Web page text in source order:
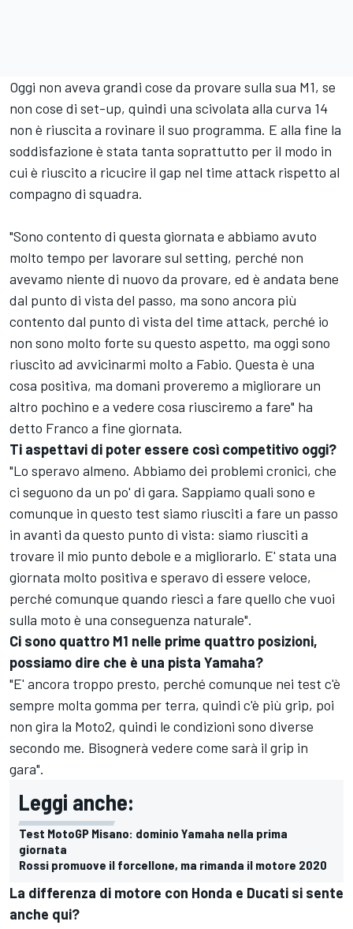
Oggi non aveva grandi cose da provare sulla sua M1, se
non cose di set-up, quindi una scivolata alla curva 14
non è riuscita a rovinare il suo programma. E alla fine la
soddisfazione è stata tanta soprattutto per il modo in
cui è riuscito a ricucire il gap nel time attack rispetto al
compagno di squadra.
"Sono contento di questa giornata e abbiamo avuto
molto tempo per lavorare sul setting, perché non
avevamo niente di nuovo da provare, ed è andata bene
dal punto di vista del passo, ma sono ancora più
contento dal punto di vista del time attack, perché io
non sono molto forte su questo aspetto, ma oggi sono
riuscito ad avvicinarmi molto a Fabio. Questa è una
cosa positiva, ma domani proveremo a migliorare un
altro pochino e a vedere cosa riusciremo a fare" ha
detto Franco a fine giornata.
Ti aspettavi di poter essere così competitivo oggi?
"Lo speravo almeno. Abbiamo dei problemi cronici, che
ci seguono da un po' di gara. Sappiamo quali sono e
comunque in questo test siamo riusciti a fare un passo
in avanti da questo punto di vista: siamo riusciti a
trovare il mio punto debole e a migliorarlo. E' stata una
giornata molto positiva e speravo di essere veloce,
perché comunque quando riesci a fare quello che vuoi
sulla moto è una conseguenza naturale".
Ci sono quattro M1 nelle prime quattro posizioni,
possiamo dire che è una pista Yamaha?
"E' ancora troppo presto, perché comunque nei test c'è
sempre molta gomma per terra, quindi c'è più grip, poi
non gira la Moto2, quindi le condizioni sono diverse
secondo me. Bisognerà vedere come sarà il grip in
gara".
Leggi anche:
Test MotoGP Misano: dominio Yamaha nella prima
giornata
Rossi promuove il forcellone, ma rimanda il motore 2020
La differenza di motore con Honda e Ducati si sente
anche qui?